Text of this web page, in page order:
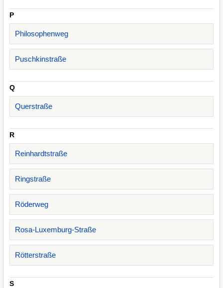
P
Philosophenweg
Puschkinstraße
Q
Querstraße
R
Reinhardtstraße
Ringstraße
Röderweg
Rosa-Luxemburg-Straße
Rötterstraße
S